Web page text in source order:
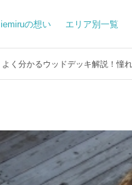
iemiruの想い エリア別一覧
よく分かるウッドデッキ解説！憧